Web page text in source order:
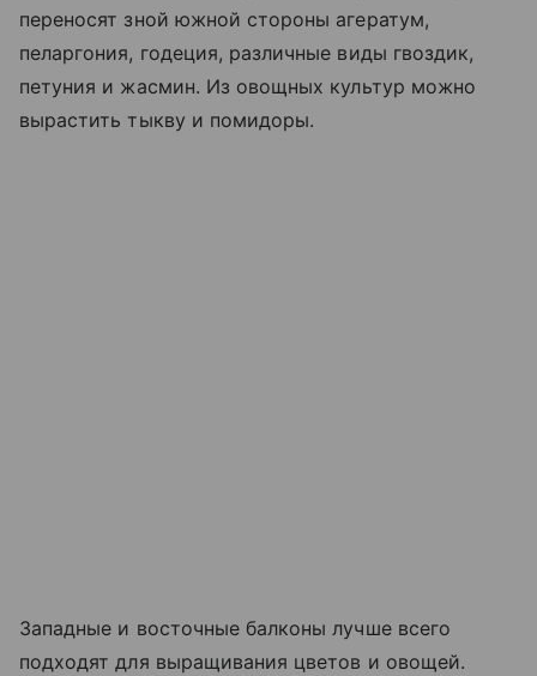
переносят зной южной стороны агератум,
пеларгония, годеция, различные виды гвоздик,
петуния и жасмин. Из овощных культур можно
вырастить тыкву и помидоры.
Западные и восточные балконы лучше всего
подходят для выращивания цветов и овощей.